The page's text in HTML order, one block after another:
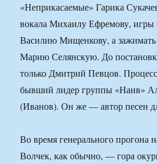
«Неприкасаемые» Гарика
вокала Михаилу Ефремову,
Василию Мищенкову, а
Марию Селянскую. До
только Дмитрий Певцов.
бывший лидер группы «Наив»
(Иванов). Он же — автор песен
Во время генерального прогона
Волчек, как обычно, — гора